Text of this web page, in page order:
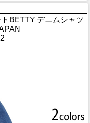
BETTY デニムシャツ